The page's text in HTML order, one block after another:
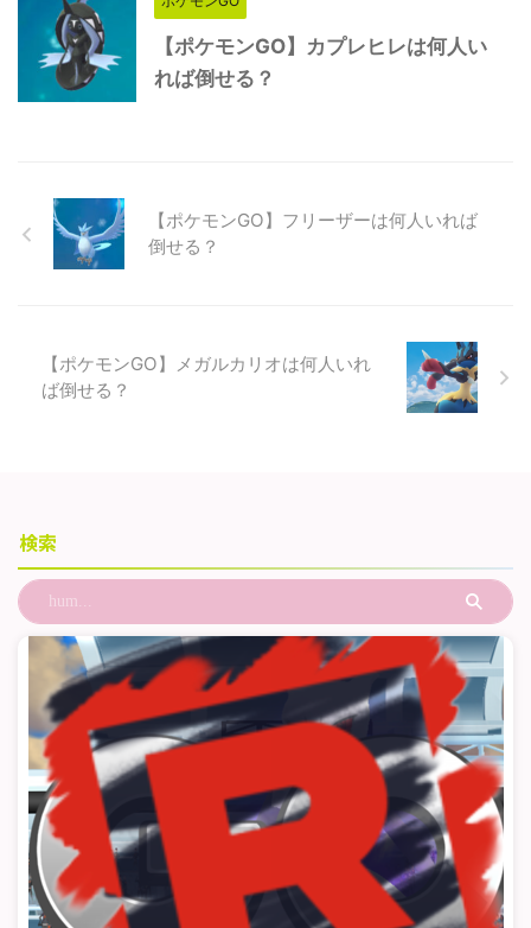
【ポケモンGO】カプレヒレは何人い
れば倒せる？
【ポケモンGO】フリーザーは何人いれば
倒せる？
【ポケモンGO】メガルカリオは何人いれ
ば倒せる？
検索